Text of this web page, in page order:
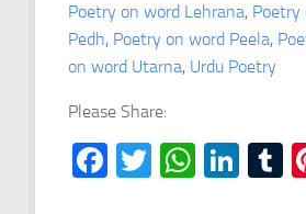
Poetry on word Lehrana, Poetry
Pedh, Poetry on word Peela,
on word Utarna, Urdu Poetry
Please Share:
Facebook
Twitter